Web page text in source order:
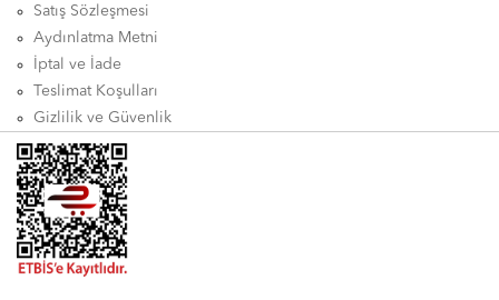
Satış Sözleşmesi
Aydınlatma Metni
İptal ve İade
Teslimat Koşulları
Gizlilik ve Güvenlik